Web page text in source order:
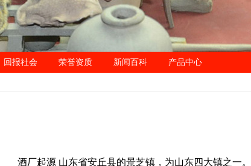
回报社会 荣誉资质 新闻百科 产品中心
酒厂起源 山东省安丘县的景芝镇，为山东四大镇之一